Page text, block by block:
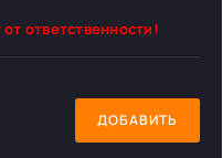
ответственности!
ДОБАВИТЬ